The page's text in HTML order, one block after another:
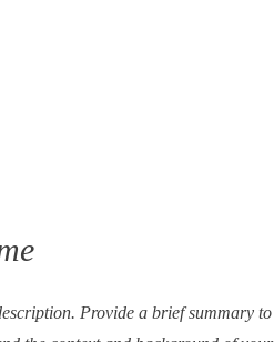
Provide a brief summary to